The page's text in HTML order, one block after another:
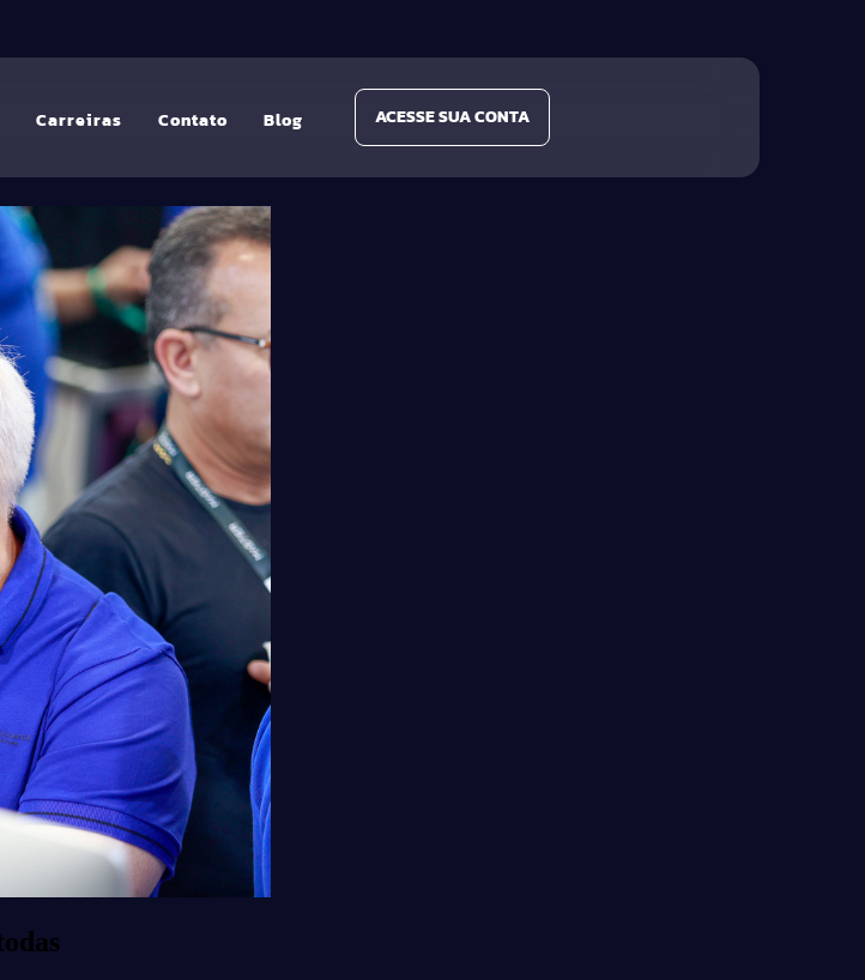
Carreiras Contato Blog ACESSE SUA CONTA